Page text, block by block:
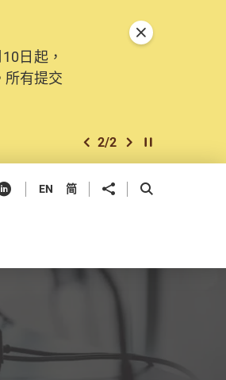
日起，
所有提交
上一個
2/2 下一個開始/暫停幻燈
關閉特別通告
領英 EN 简 分享到 開啟搜尋框